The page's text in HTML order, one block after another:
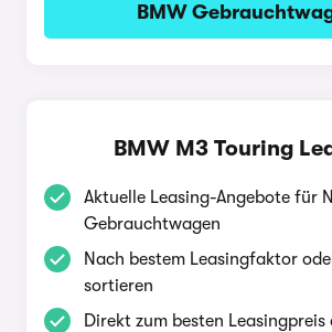
BMW
BMW M3 Touring
Aktuelle Leasing-Angebote für
Gebrauchtwagen
Nach bestem Leasingfaktor
sortieren
Direkt zum besten Leasingpreis